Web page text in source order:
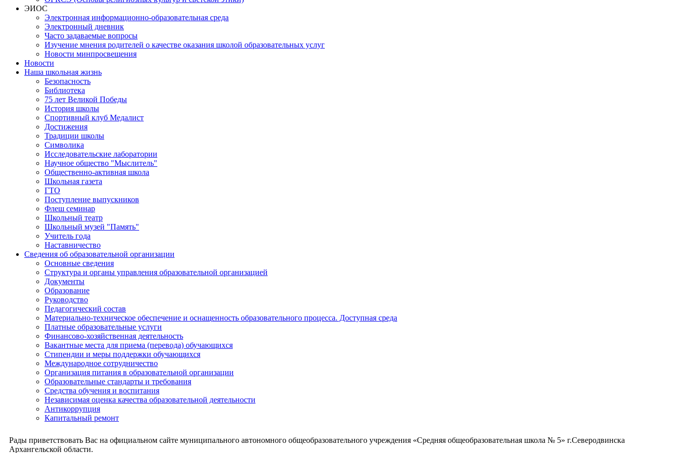
ЭИОС
Электронная информационно-образовательная среда
Электронный дневник
Часто задаваемые вопросы
Изучение мнения родителей о качестве оказания школой образовательных услуг
Новости минпросвещения
Новости
Наша школьная жизнь
Безопасность
Библиотека
75 лет Великой Победы
История школы
Спортивный клуб Медалист
Достижения
Традиции школы
Символика
Исследовательские лаборатории
Научное общество "Мыслитель"
Общественно-активная школа
Школьная газета
ГТО
Поступление выпускников
Флеш семинар
Школьный театр
Школьный музей "Память"
Учитель года
Наставничество
Сведения об образовательной организации
Основные сведения
Структура и органы управления образовательной организацией
Документы
Образование
Руководство
Педагогический состав
Материально-техническое обеспечение и оснащенность образовательного процесса. Доступная среда
Платные образовательные услуги
Финансово-хозяйственная деятельность
Вакантные места для приема (перевода) обучающихся
Стипендии и меры поддержки обучающихся
Международное сотрудничество
Организация питания в образовательной организации
Образовательные стандарты и требования
Средства обучения и воспитания
Независимая оценка качества образовательной деятельности
Антикоррупция
Капитальный ремонт
Рады приветствовать Вас на официальном сайте муниципального автономного общеобразовательного учреждения «Средняя общеобразовательная школа № 5» г.Северодвинска
Архангельской области.